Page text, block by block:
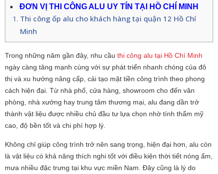
ĐƠN VỊ THI CÔNG ALU UY TÍN TẠI HỒ CHÍ MINH
Thi công ốp alu cho khách hàng tại quận 12 Hồ Chí
Minh
Trong những năm gần đây, nhu cầu
ngày càng tăng mạnh cùng với sự phát triển nhanh chóng của đô
thị và xu hướng nâng cấp, cải tạo mặt tiền công trình theo phong
cách hiện đại. Từ nhà phố, cửa hàng, showroom cho đến văn
phòng, nhà xưởng hay trung tâm thương mại, alu đang dần trở
thành vật liệu được nhiều chủ đầu tư lựa chọn nhờ tính thẩm mỹ
cao, độ bền tốt và chi phí hợp lý.
Không chỉ giúp công trình trở nên sang trọng, hiện đại hơn, alu còn
là vật liệu có khả năng thích nghi tốt với điều kiện thời tiết nóng ẩm,
mưa nhiều đặc trưng tại khu vực miền Nam. Đây cũng là lý do